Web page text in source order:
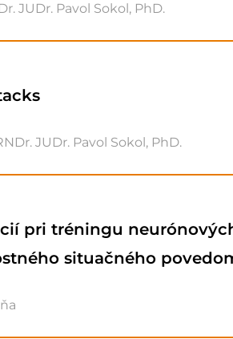
JUDr. Pavol Sokol, PhD.
JUDr. Pavol Sokol, PhD.
pri tréningu
situačného